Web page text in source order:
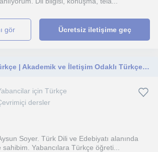
gör Ücretsiz iletişime geç
Yabancılar İçin Türkçe | Akademik ve İletişim Odaklı Türkçe Dersleri
için Türkçe
dersler
Soyer. Türk Dili ve Edebiyatı alanında
Yabancılara Türkçe öğreti...